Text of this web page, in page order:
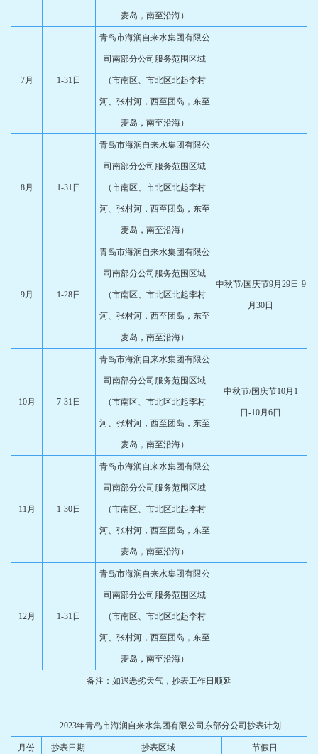
麦岛，南至沿海）
7月 1-31日
青岛市海润自来水集团有限公
司南部分公司服务范围区域
（市南区、市北区北起李村
河、张村河，西至团岛，东至
麦岛，南至沿海）
8月 1-31日
青岛市海润自来水集团有限公
司南部分公司服务范围区域
（市南区、市北区北起李村
河、张村河，西至团岛，东至
麦岛，南至沿海）
9月 1-28日
青岛市海润自来水集团有限公
司南部分公司服务范围区域
（市南区、市北区北起李村
河、张村河，西至团岛，东至
麦岛，南至沿海）
中秋节/国庆节9月29日-9
月30日
10月 7-31日
青岛市海润自来水集团有限公
司南部分公司服务范围区域
（市南区、市北区北起李村
河、张村河，西至团岛，东至
麦岛，南至沿海）
中秋节/国庆节10月1
日-10月6日
11月 1-30日
青岛市海润自来水集团有限公
司南部分公司服务范围区域
（市南区、市北区北起李村
河、张村河，西至团岛，东至
麦岛，南至沿海）
12月 1-31日
青岛市海润自来水集团有限公
司南部分公司服务范围区域
（市南区、市北区北起李村
河、张村河，西至团岛，东至
麦岛，南至沿海）
备注：如遇恶劣天气，抄表工作日顺延
2023年青岛市海润自来水集团有限公司东部分公司抄表计划
月份 抄表日期 抄表区域 节假日